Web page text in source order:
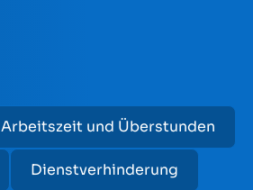
Arbeitszeit und Überstunden
Dienstverhinderung